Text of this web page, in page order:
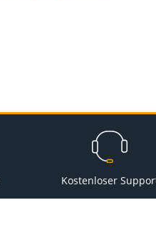
Kostenloser